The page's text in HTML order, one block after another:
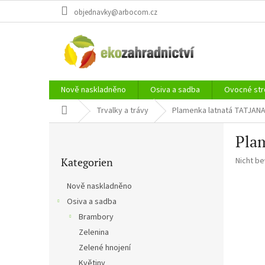
objednavky@arbocom.cz
Nově naskladněno Osiva a sadba Ovocné
StartseiteTrvalky a trávy Plamenka latnatá TATJANA
überspringen
Kategorien
Nově naskladněno
Osiva a sadba
Brambory
Zelenina
Zelené hnojení
Die
Nicht